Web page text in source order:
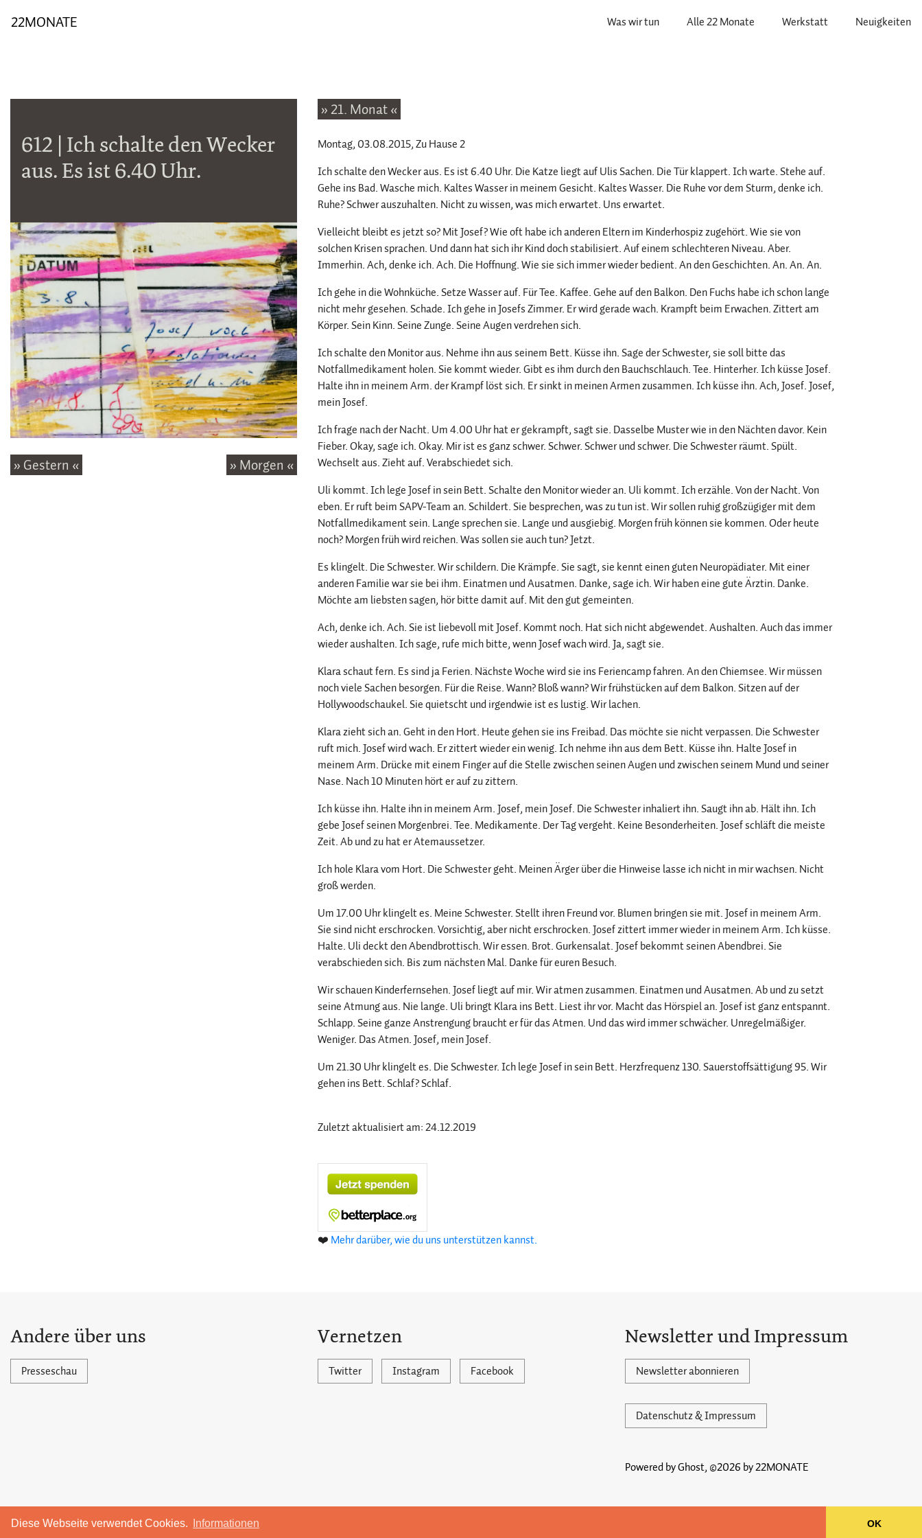
Diese Webseite verwendet Cookies. Informationen OK
22MONATE Was wir tun Alle 22 Monate Werkstatt Neuigkeiten
612 | Ich schalte den Wecker
aus. Es ist 6.40 Uhr.
» Gestern « » Morgen «
» 21. Monat «
Montag, 03.08.2015, Zu Hause 2
Ich schalte den Wecker aus. Es ist 6.40 Uhr. Die Katze liegt auf Ulis Sachen. Die Tür klappert. Ich warte. Stehe auf.
Gehe ins Bad. Wasche mich. Kaltes Wasser in meinem Gesicht. Kaltes Wasser. Die Ruhe vor dem Sturm, denke ich.
Ruhe? Schwer auszuhalten. Nicht zu wissen, was mich erwartet. Uns erwartet.
Vielleicht bleibt es jetzt so? Mit Josef? Wie oft habe ich anderen Eltern im Kinderhospiz zugehört. Wie sie von
solchen Krisen sprachen. Und dann hat sich ihr Kind doch stabilisiert. Auf einem schlechteren Niveau. Aber.
Immerhin. Ach, denke ich. Ach. Die Hoffnung. Wie sie sich immer wieder bedient. An den Geschichten. An. An. An.
Ich gehe in die Wohnküche. Setze Wasser auf. Für Tee. Kaffee. Gehe auf den Balkon. Den Fuchs habe ich schon lange
nicht mehr gesehen. Schade. Ich gehe in Josefs Zimmer. Er wird gerade wach. Krampft beim Erwachen. Zittert am
Körper. Sein Kinn. Seine Zunge. Seine Augen verdrehen sich.
Ich schalte den Monitor aus. Nehme ihn aus seinem Bett. Küsse ihn. Sage der Schwester, sie soll bitte das
Notfallmedikament holen. Sie kommt wieder. Gibt es ihm durch den Bauchschlauch. Tee. Hinterher. Ich küsse Josef.
Halte ihn in meinem Arm. der Krampf löst sich. Er sinkt in meinen Armen zusammen. Ich küsse ihn. Ach, Josef. Josef,
mein Josef.
Ich frage nach der Nacht. Um 4.00 Uhr hat er gekrampft, sagt sie. Dasselbe Muster wie in den Nächten davor. Kein
Fieber. Okay, sage ich. Okay. Mir ist es ganz schwer. Schwer. Schwer und schwer. Die Schwester räumt. Spült.
Wechselt aus. Zieht auf. Verabschiedet sich.
Uli kommt. Ich lege Josef in sein Bett. Schalte den Monitor wieder an. Uli kommt. Ich erzähle. Von der Nacht. Von
eben. Er ruft beim SAPV-Team an. Schildert. Sie besprechen, was zu tun ist. Wir sollen ruhig großzügiger mit dem
Notfallmedikament sein. Lange sprechen sie. Lange und ausgiebig. Morgen früh können sie kommen. Oder heute
noch? Morgen früh wird reichen. Was sollen sie auch tun? Jetzt.
Es klingelt. Die Schwester. Wir schildern. Die Krämpfe. Sie sagt, sie kennt einen guten Neuropädiater. Mit einer
anderen Familie war sie bei ihm. Einatmen und Ausatmen. Danke, sage ich. Wir haben eine gute Ärztin. Danke.
Möchte am liebsten sagen, hör bitte damit auf. Mit den gut gemeinten.
Ach, denke ich. Ach. Sie ist liebevoll mit Josef. Kommt noch. Hat sich nicht abgewendet. Aushalten. Auch das immer
wieder aushalten. Ich sage, rufe mich bitte, wenn Josef wach wird. Ja, sagt sie.
Klara schaut fern. Es sind ja Ferien. Nächste Woche wird sie ins Feriencamp fahren. An den Chiemsee. Wir müssen
noch viele Sachen besorgen. Für die Reise. Wann? Bloß wann? Wir frühstücken auf dem Balkon. Sitzen auf der
Hollywoodschaukel. Sie quietscht und irgendwie ist es lustig. Wir lachen.
Klara zieht sich an. Geht in den Hort. Heute gehen sie ins Freibad. Das möchte sie nicht verpassen. Die Schwester
ruft mich. Josef wird wach. Er zittert wieder ein wenig. Ich nehme ihn aus dem Bett. Küsse ihn. Halte Josef in
meinem Arm. Drücke mit einem Finger auf die Stelle zwischen seinen Augen und zwischen seinem Mund und seiner
Nase. Nach 10 Minuten hört er auf zu zittern.
Ich küsse ihn. Halte ihn in meinem Arm. Josef, mein Josef. Die Schwester inhaliert ihn. Saugt ihn ab. Hält ihn. Ich
gebe Josef seinen Morgenbrei. Tee. Medikamente. Der Tag vergeht. Keine Besonderheiten. Josef schläft die meiste
Zeit. Ab und zu hat er Atemaussetzer.
Ich hole Klara vom Hort. Die Schwester geht. Meinen Ärger über die Hinweise lasse ich nicht in mir wachsen. Nicht
groß werden.
Um 17.00 Uhr klingelt es. Meine Schwester. Stellt ihren Freund vor. Blumen bringen sie mit. Josef in meinem Arm.
Sie sind nicht erschrocken. Vorsichtig, aber nicht erschrocken. Josef zittert immer wieder in meinem Arm. Ich küsse.
Halte. Uli deckt den Abendbrottisch. Wir essen. Brot. Gurkensalat. Josef bekommt seinen Abendbrei. Sie
verabschieden sich. Bis zum nächsten Mal. Danke für euren Besuch.
Wir schauen Kinderfernsehen. Josef liegt auf mir. Wir atmen zusammen. Einatmen und Ausatmen. Ab und zu setzt
seine Atmung aus. Nie lange. Uli bringt Klara ins Bett. Liest ihr vor. Macht das Hörspiel an. Josef ist ganz entspannt.
Schlapp. Seine ganze Anstrengung braucht er für das Atmen. Und das wird immer schwächer. Unregelmäßiger.
Weniger. Das Atmen. Josef, mein Josef.
Um 21.30 Uhr klingelt es. Die Schwester. Ich lege Josef in sein Bett. Herzfrequenz 130. Sauerstoffsättigung 95. Wir
gehen ins Bett. Schlaf? Schlaf.
Zuletzt aktualisiert am: 24.12.2019
❤️ Mehr darüber, wie du uns unterstützen kannst.
Andere über uns
Presseschau
Vernetzen
Twitter Instagram Facebook
Newsletter und Impressum
Newsletter abonnieren
Datenschutz & Impressum
Powered by Ghost,©2026 by 22MONATE